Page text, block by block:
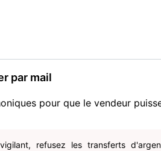
par mail
pour que le vendeur
refusez les transferts